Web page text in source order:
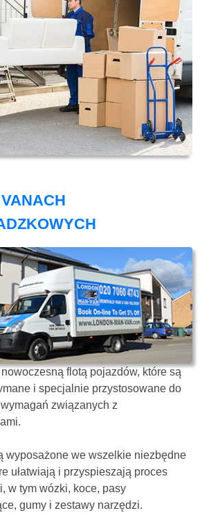
VANACH
flotą pojazdów, które są
i specjalnie przystosowane do
związanych z
wyposażone we wszelkie niezbędne
ułatwiają i przyspieszają proces
w tym wózki, koce, pasy
gumy i zestawy narzędzi.